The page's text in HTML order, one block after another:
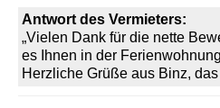
Antwort des Vermieters:
„Vielen Dank für die nette
es Ihnen in der
Herzliche Grüße aus Binz, das